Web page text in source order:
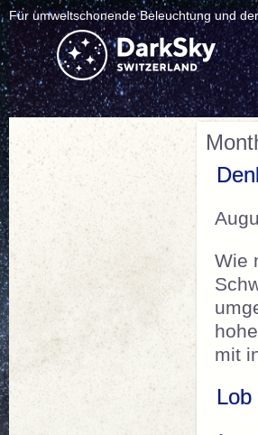
Für umweltschonende Beleuchtung und
Wie
mit
Lob